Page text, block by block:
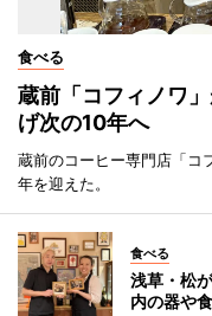
食べる
蔵前「コフィノワ
げ次の10年へ
蔵前のコーヒー専門店「コ
年を迎えた。
食べる
浅草・松
内の器や